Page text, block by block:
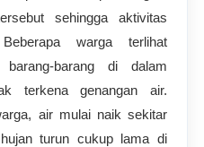
sehingga aktivitas
warga terlihat
barang-barang di dalam
terkena genangan air.
air mulai naik sekitar
turun cukup lama di